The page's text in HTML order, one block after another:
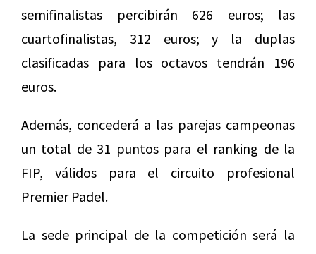
semifinalistas percibirán 626 euros; las
cuartofinalistas, 312 euros; y la duplas
clasificadas para los octavos tendrán 196
euros.
Además, concederá a las parejas campeonas
un total de 31 puntos para el ranking de la
FIP, válidos para el circuito profesional
Premier Padel.
La sede principal de la competición será la